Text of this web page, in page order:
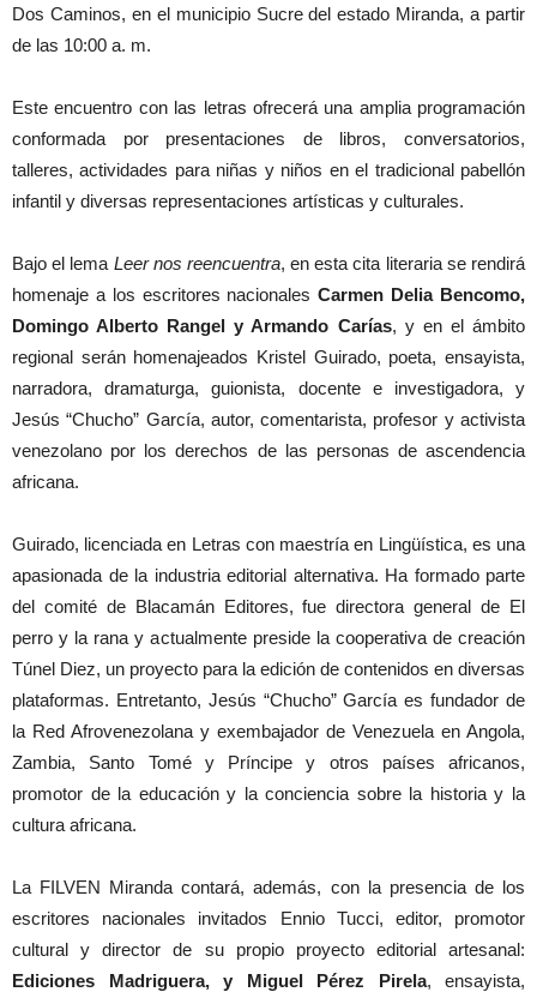
Dos Caminos, en el municipio Sucre del estado Miranda, a partir
de las 10:00 a. m.
Este encuentro con las letras ofrecerá una amplia programación
conformada por presentaciones de libros, conversatorios,
talleres, actividades para niñas y niños en el tradicional pabellón
infantil y diversas representaciones artísticas y culturales.
Bajo el lema Leer nos reencuentra, en esta cita literaria se rendirá
homenaje a los escritores nacionales Carmen Delia Bencomo,
Domingo Alberto Rangel y Armando Carías, y en el ámbito
regional serán homenajeados Kristel Guirado, poeta, ensayista,
narradora, dramaturga, guionista, docente e investigadora, y
Jesús “Chucho” García, autor, comentarista, profesor y activista
venezolano por los derechos de las personas de ascendencia
africana.
Guirado, licenciada en Letras con maestría en Lingüística, es una
apasionada de la industria editorial alternativa. Ha formado parte
del comité de Blacamán Editores, fue directora general de El
perro y la rana y actualmente preside la cooperativa de creación
Túnel Diez, un proyecto para la edición de contenidos en diversas
plataformas. Entretanto, Jesús “Chucho” García es fundador de
la Red Afrovenezolana y exembajador de Venezuela en Angola,
Zambia, Santo Tomé y Príncipe y otros países africanos,
promotor de la educación y la conciencia sobre la historia y la
cultura africana.
La FILVEN Miranda contará, además, con la presencia de los
escritores nacionales invitados Ennio Tucci, editor, promotor
cultural y director de su propio proyecto editorial artesanal:
Ediciones Madriguera, y Miguel Pérez Pirela, ensayista,